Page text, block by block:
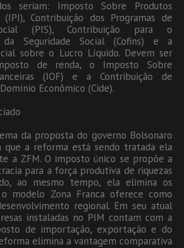
seriam: Imposto Sobre Produtos
(IPI), Contribuição dos Programas de
(PIS), Contribuição para o
da Seguridade Social (Cofins) e a
sobre o Lucro Líquido. Devem ser
de renda, o Imposto Sobre
(IOF) e a Contribuição de
Econômico (Cide).
da proposta do governo Bolsonaro
que a reforma está sendo tratada ela
a ZFM. O imposto único se propõe a
para a força produtiva de riquezas
ao mesmo tempo, ela elimina os
modelo Zona Franca oferece como
regional. Em seu atual
instaladas no PIM contam com a
de importação, exportação e do
elimina a vantagem comparativa